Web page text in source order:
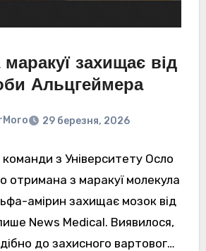
захищає від
Альцгеймера
29 березня, 2026
з Університету Осло
отримана з маракуї молекула
амірин захищає мозок від
News Medical. Виявилося,
до захисного вартового і